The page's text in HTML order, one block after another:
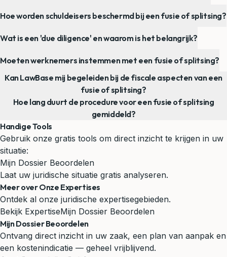
Hoe worden schuldeisers beschermd bij een fusie of splitsing?
Wat is een 'due diligence' en waarom is het belangrijk?
Moeten werknemers instemmen met een fusie of splitsing?
Kan LawBase mij begeleiden bij de fiscale aspecten van een
fusie of splitsing?
Hoe lang duurt de procedure voor een fusie of splitsing
gemiddeld?
Handige Tools
Gebruik onze gratis tools om direct inzicht te krijgen in uw
situatie:
Mijn Dossier Beoordelen
Laat uw juridische situatie gratis analyseren.
Meer over Onze Expertises
Ontdek al onze juridische expertisegebieden.
Bekijk ExpertiseMijn Dossier Beoordelen
Mijn Dossier Beoordelen
Ontvang direct inzicht in uw zaak, een plan van aanpak en
een kostenindicatie — geheel vrijblijvend.